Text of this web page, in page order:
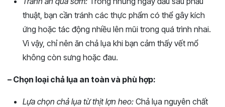
thuật, bạn cần tránh các thực phẩm có thể gây kích
ứng hoặc tác động nhiều lên mũi trong quá trình nhai.
Vì vậy, chỉ nên ăn chả lụa khi bạn cảm thấy vết mổ
không còn sưng hoặc đau.
– Chọn loại chả lụa an toàn và phù hợp:
Lựa chọn chả lụa từ thịt lợn heo: Chả lụa nguyên chất